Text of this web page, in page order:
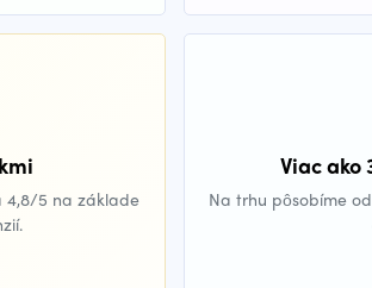
4,8/5 na základe
Viac ako
Na trhu pôsobíme